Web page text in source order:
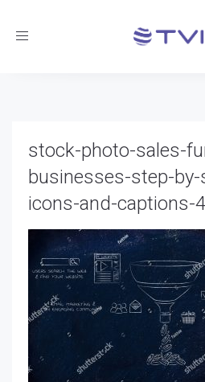
Toggle
stock-photo-sales-
businesses-step-
icons-and-captions-